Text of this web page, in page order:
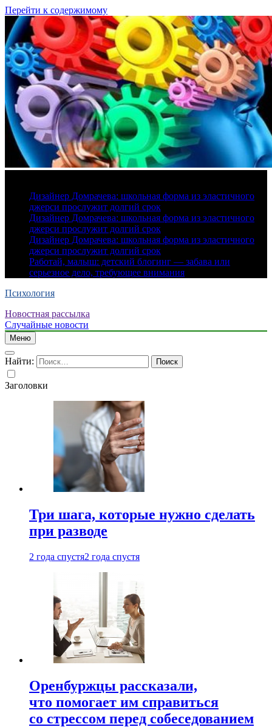
Перейти к содержимому
Дизайнер Домрачева: школьная форма из эластичного
джерси прослужит долгий срок
Дизайнер Домрачева: школьная форма из эластичного
джерси прослужит долгий срок
Дизайнер Домрачева: школьная форма из эластичного
джерси прослужит долгий срок
Работай, малыш: детский блогинг — забава или
серьезное дело, требующее внимания
Психология
Новостная рассылка
Случайные новости
Меню
Найти:
Заголовки
Три шага, которые нужно сделать
при разводе
2 года спустя2 года спустя
Оренбуржцы рассказали,
что помогает им справиться
со стрессом перед собеседованием